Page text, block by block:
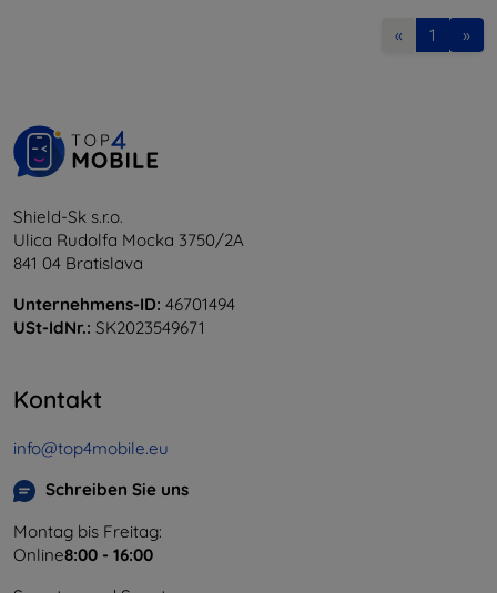
« 1 »
Shield-Sk s.r.o.
Ulica Rudolfa Mocka 3750/2A
841 04 Bratislava
Unternehmens-ID: 46701494
USt-IdNr.: SK2023549671
Kontakt
info@top4mobile.eu
Schreiben Sie uns
Montag bis Freitag:
Online8:00 - 16:00